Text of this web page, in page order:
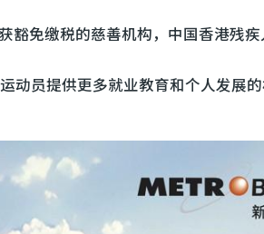
豁免缴税的慈善机构，中国香港残
动员提供更多就业教育和个人发展